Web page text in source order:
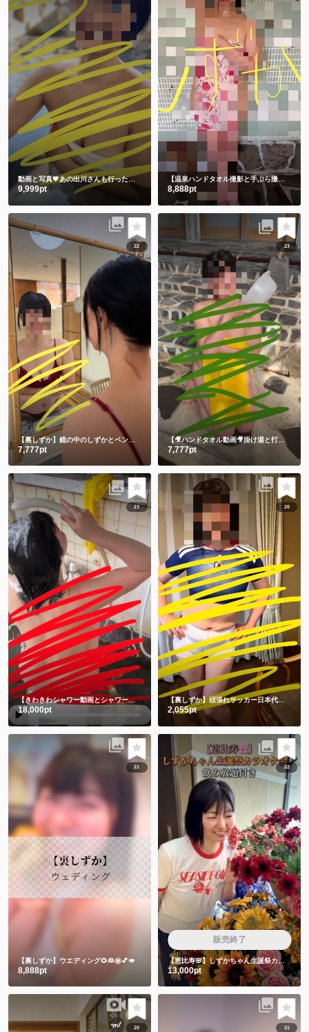
動画と写真💗あの出川さんも行った温泉 3年前の私です🫣 スマホの中に埋もれてました😋
9,999pt
【温泉ハンドタオル撮影と手ぶら撮影】撮りたてホヤホヤ💕今のしずかを見て下さい💗
8,888pt
22
【裏しずか】鏡の中のしずかとベンチに座る生しずかどっちが好き？💕
7,777pt
23
【🎥ハンドタオル動画🎥掛け湯と打たせ湯】温泉に入る時は掛け湯しよ💕打たせ湯熱すぎた😂
7,777pt
23
【きわきわシャワー動画とシャワー後写真】朝シャワーでさっぱり💗
18,000pt
20
【裏しずか】頑張れサッカー日本代表！！⚽️ 応援コス📣📣📣チビユニフォーム🫣
2,055pt
21
【裏しずか】ウエディング🌻👰㊙️💕💋
8,888pt
22
販売終了
【恵比寿🌸】しずかちゃん生誕祭カラオケ会🎤飲み放題付き
13,000pt
20 21